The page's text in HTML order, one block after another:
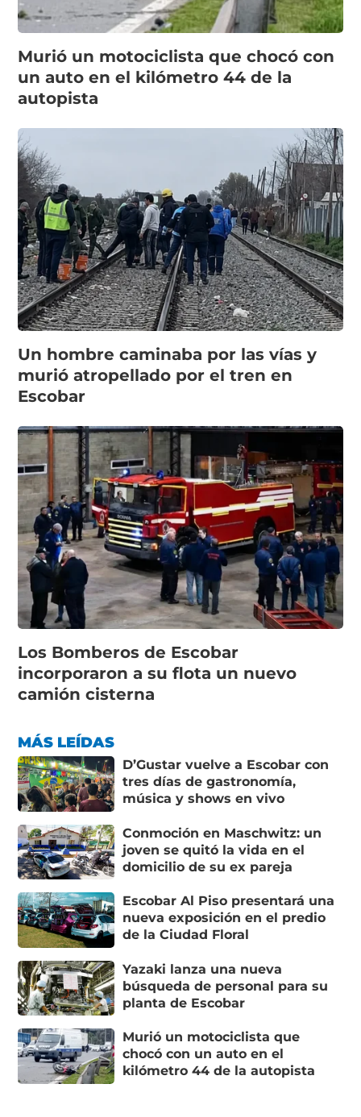
Murió un motociclista que chocó con
un auto en el kilómetro 44 de la
autopista
Un hombre caminaba por las vías y
murió atropellado por el tren en
Escobar
Los Bomberos de Escobar
incorporaron a su flota un nuevo
camión cisterna
MÁS LEÍDAS
D’Gustar vuelve a Escobar con
tres días de gastronomía,
música y shows en vivo
Conmoción en Maschwitz: un
joven se quitó la vida en el
domicilio de su ex pareja
Escobar Al Piso presentará una
nueva exposición en el predio
de la Ciudad Floral
Yazaki lanza una nueva
búsqueda de personal para su
planta de Escobar
Murió un motociclista que
chocó con un auto en el
kilómetro 44 de la autopista